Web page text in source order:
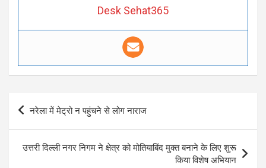
Desk Sehat365
Post
navigation
नरेला में मेट्रो न पहुंचने से लोग नाराज
उत्तरी दिल्ली नगर निगम ने क्षेत्र को मोतियाबिंद मुक्त बनाने के लिए शुरू
किया विशेष अभियान